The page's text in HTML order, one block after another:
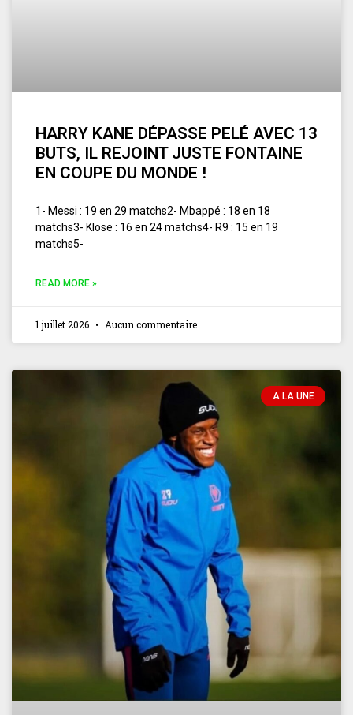
HARRY KANE DÉPASSE PELÉ AVEC 13
BUTS, IL REJOINT JUSTE FONTAINE
EN COUPE DU MONDE !
1- Messi : 19 en 29 matchs2- Mbappé : 18 en 18
matchs3- Klose : 16 en 24 matchs4- R9 : 15 en 19
matchs5-
READ MORE »
1 juillet 2026 Aucun commentaire
A LA UNE